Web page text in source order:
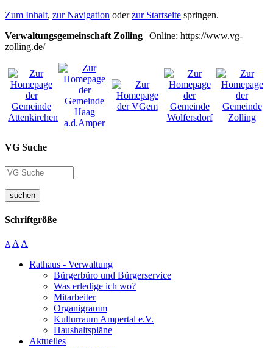
Zum Inhalt, zur Navigation oderzur Startseite springen.
Verwaltungsgemeinschaft Zolling | Online: https://www.vg-
zolling.de/
VG Suche
suchen
Schriftgröße
A A A
Rathaus - Verwaltung
Bürgerbüro und Bürgerservice
Was erledige ich wo?
Mitarbeiter
Organigramm
Kulturraum Ampertal e.V.
Haushaltspläne
Aktuelles